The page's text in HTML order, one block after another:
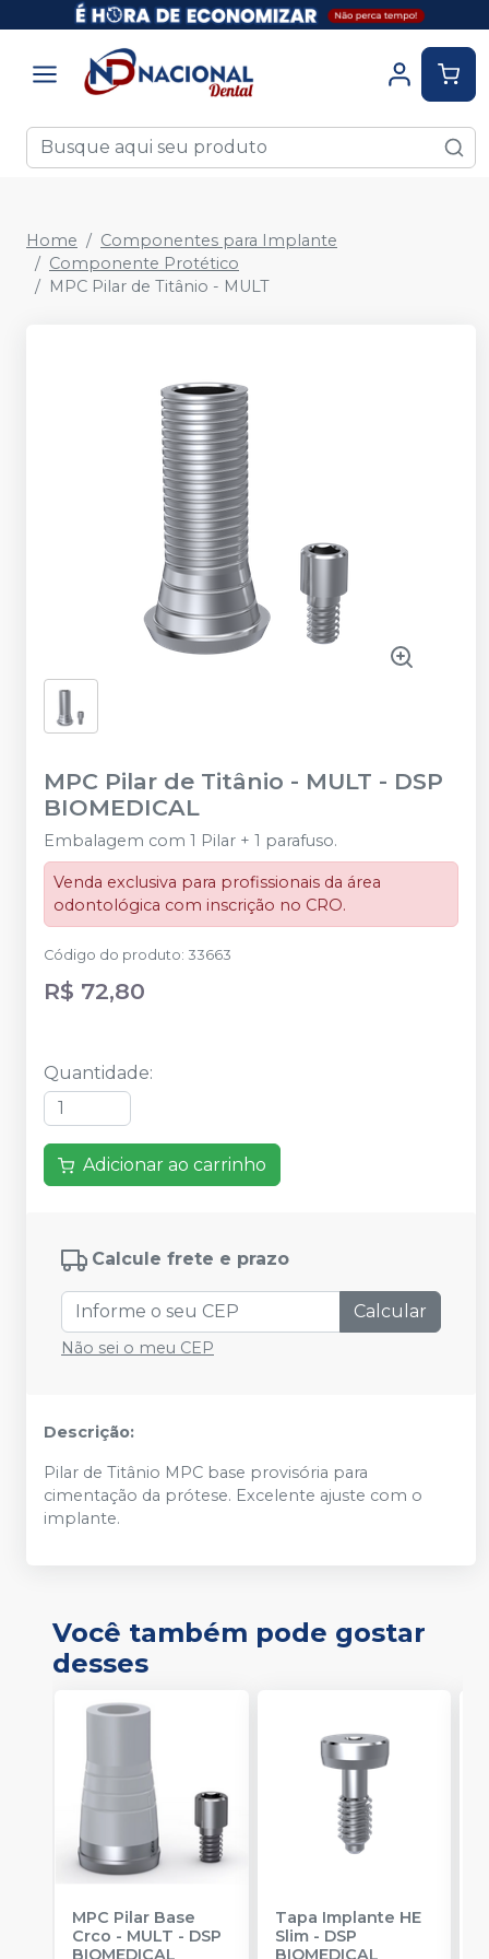
Home
Componentes para Implante
Componente Protético
MPC Pilar de Titânio - MULT
MPC Pilar de Titânio - MULT - DSP
BIOMEDICAL
Embalagem com 1 Pilar + 1 parafuso.
Venda exclusiva para profissionais da área
odontológica com inscrição no CRO.
Código do produto: 33663
R$ 72,80
Quantidade:
Adicionar ao carrinho
Calcule frete e prazo
Calcular
Não sei o meu CEP
Descrição:
Pilar de Titânio MPC base provisória para
cimentação da prótese. Excelente ajuste com o
implante.
Você também pode gostar
desses
MPC Pilar Base
Crco - MULT - DSP
BIOMEDICAL
Tapa Implante HE
Slim- DSP
BIOMEDICAL